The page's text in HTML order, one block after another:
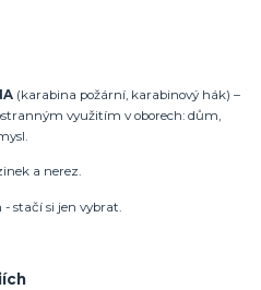
(karabina požární, karabinový hák) –
využitím v oborech: dům,
a nerez.
stačí si jen vybrat.